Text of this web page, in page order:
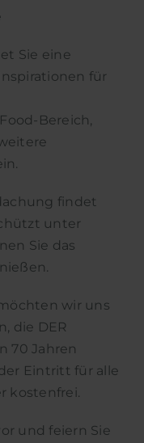
Sie eine
für
Bereich,
findet
unter
Sie das
wir uns
die DER
70 Jahren
Eintritt für alle
kostenfrei.
und feiern Sie